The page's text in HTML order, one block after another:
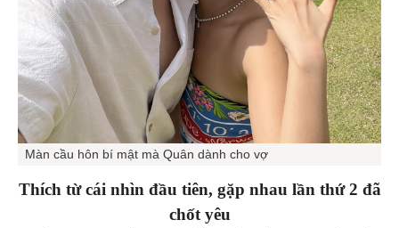
Màn cầu hôn bí mật mà Quân dành cho vợ
Thích từ cái nhìn đầu tiên, gặp nhau lần thứ 2 đã
chốt yêu